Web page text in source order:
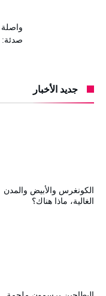
صدئة:
جديد الأخبار
الكونغرس والأبيض والمدن
الغالية، ماذا هناك؟